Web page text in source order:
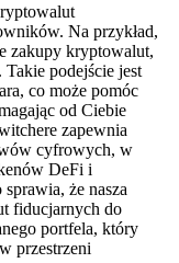
Na przykład,
zakupy kryptowalut,
podejście jest
co może pomóc
od Ciebie
zapewnia
cyfrowych, w
DeFi i
że nasza
fiducjarnych do
portfela, który
przestrzeni